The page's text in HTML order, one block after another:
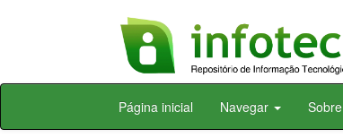
Skip
Página inicial Navegar Sobre